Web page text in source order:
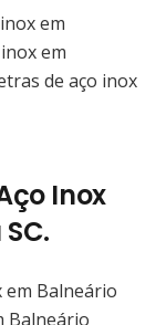
em
em
de aço inox
Inox
em Balneário
Balneário